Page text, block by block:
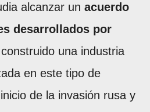
alcanzar un acuerdo
desarrollados por
una industria
en este tipo de
de la invasión rusa y